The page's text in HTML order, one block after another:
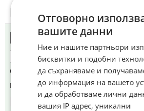
КАЯ КАЛАС
ОТГОВОР
Снощи превзела Севастопол.
Коментиран от#23
Отговорно
вашите данни
Ние и нашите партньори
бисквитки и подобни
да съхраняваме и
до информация на вашето
и да обработваме лични
вашия IP адрес, уникални